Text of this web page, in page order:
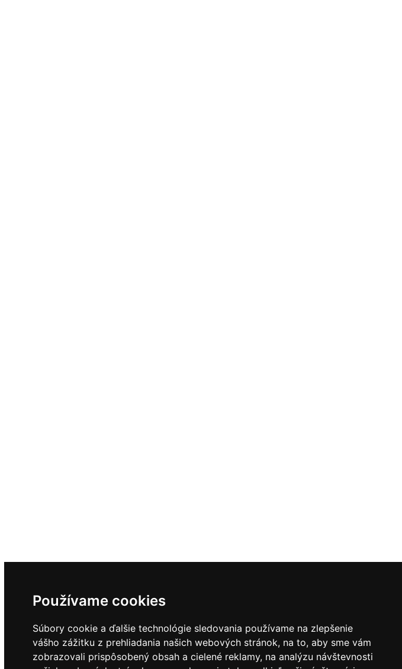
Používame cookies
Súbory cookie a ďalšie technológie sledovania používame na zlepšenie
vášho zážitku z prehliadania našich webových stránok, na to, aby sme vám
zobrazovali prispôsobený obsah a cielené reklamy, na analýzu návštevnosti